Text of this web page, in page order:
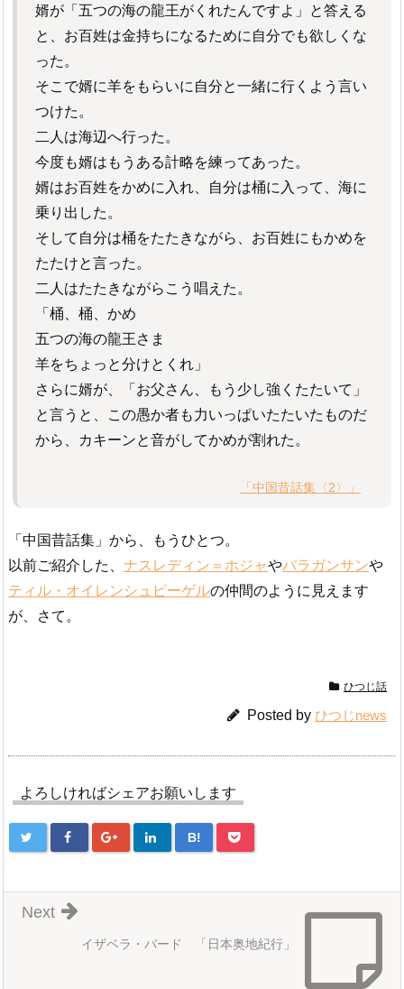
婿が「五つの海の龍王がくれたんですよ」と答える
と、お百姓は金持ちになるために自分でも欲しくな
った。
そこで婿に羊をもらいに自分と一緒に行くよう言い
つけた。
二人は海辺へ行った。
今度も婿はもうある計略を練ってあった。
婿はお百姓をかめに入れ、自分は桶に入って、海に
乗り出した。
そして自分は桶をたたきながら、お百姓にもかめを
たたけと言った。
二人はたたきながらこう唱えた。
「桶、桶、かめ
五つの海の龍王さま
羊をちょっと分けとくれ」
さらに婿が、「お父さん、もう少し強くたたいて」
と言うと、この愚か者も力いっぱいたたいたものだ
から、カキーンと音がしてかめが割れた。
「中国昔話集〈2〉」
「中国昔話集」から、もうひとつ。
以前ご紹介した、 ナスレディン＝ホジャやバラガンサンや
ティル・オイレンシュピーゲルの仲間のように見えます
が、さて。
ひつじ話
Posted by ひつじnews
よろしければシェアお願いします
B!
イザベラ・バード 「日本奥地紀行」
Next